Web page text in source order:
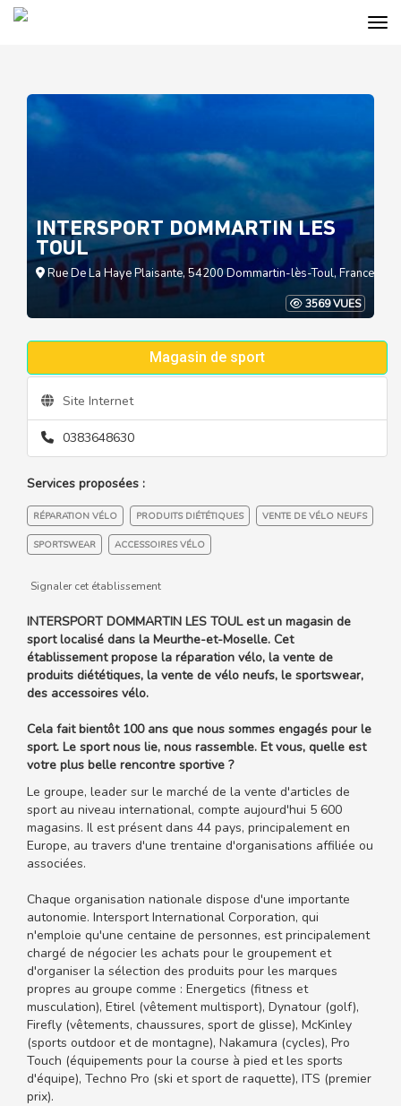
INTERSPORT DOMMARTIN LES
TOUL
Rue De La Haye Plaisante, 54200 Dommartin-lès-Toul, France
3569 VUES
Magasin de sport
Site Internet
0383648630
Services proposées :
RÉPARATION VÉLO PRODUITS DIÉTÉTIQUES VENTE DE VÉLO NEUFS
SPORTSWEAR ACCESSOIRES VÉLO
Signaler cet établissement
INTERSPORT DOMMARTIN LES TOUL est un magasin de
sport localisé dans la Meurthe-et-Moselle. Cet
établissement propose la réparation vélo, la vente de
produits diététiques, la vente de vélo neufs, le sportswear,
des accessoires vélo.
Cela fait bientôt 100 ans que nous sommes engagés pour le
sport. Le sport nous lie, nous rassemble. Et vous, quelle est
votre plus belle rencontre sportive ?
Le groupe, leader sur le marché de la vente d'articles de
sport au niveau international, compte aujourd'hui 5 600
magasins. Il est présent dans 44 pays, principalement en
Europe, au travers d'une trentaine d'organisations affiliée ou
associées.
Chaque organisation nationale dispose d'une importante
autonomie. Intersport International Corporation, qui
n'emploie qu'une centaine de personnes, est principalement
chargé de négocier les achats pour le groupement et
d'organiser la sélection des produits pour les marques
propres au groupe comme : Energetics (fitness et
musculation), Etirel (vêtement multisport), Dynatour (golf),
Firefly (vêtements, chaussures, sport de glisse), McKinley
(sports outdoor et de montagne), Nakamura (cycles), Pro
Touch (équipements pour la course à pied et les sports
d'équipe), Techno Pro (ski et sport de raquette), ITS (premier
prix).